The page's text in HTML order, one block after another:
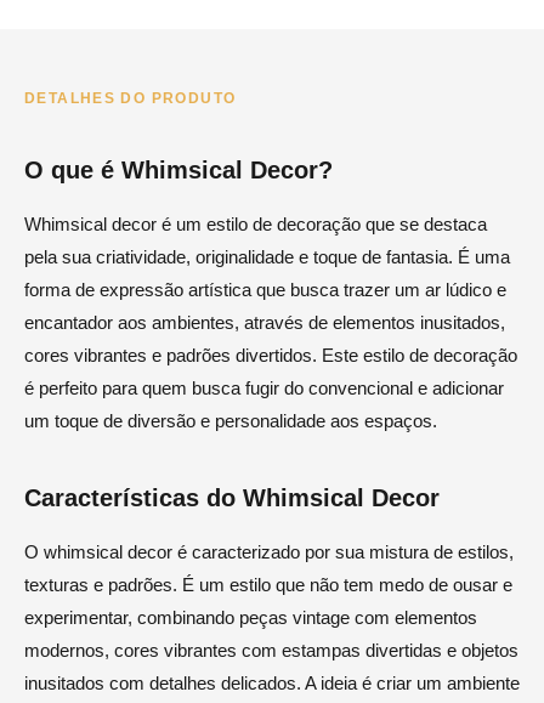
DETALHES DO PRODUTO
O que é Whimsical Decor?
Whimsical decor é um estilo de decoração que se destaca
pela sua criatividade, originalidade e toque de fantasia. É uma
forma de expressão artística que busca trazer um ar lúdico e
encantador aos ambientes, através de elementos inusitados,
cores vibrantes e padrões divertidos. Este estilo de decoração
é perfeito para quem busca fugir do convencional e adicionar
um toque de diversão e personalidade aos espaços.
Características do Whimsical Decor
O whimsical decor é caracterizado por sua mistura de estilos,
texturas e padrões. É um estilo que não tem medo de ousar e
experimentar, combinando peças vintage com elementos
modernos, cores vibrantes com estampas divertidas e objetos
inusitados com detalhes delicados. A ideia é criar um ambiente